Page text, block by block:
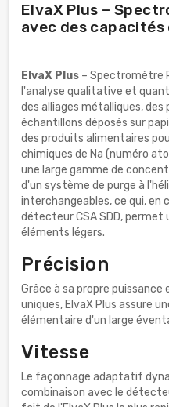
ElvaX Plus –
avec des
ElvaX Plus – Spectromètre
l'analyse qualitative et
des alliages métalliques, des
échantillons déposés sur
des produits alimentaires
chimiques de Na (numéro
une large gamme de
d'un système de purge à
interchangeables, ce qui, en
détecteur CSA SDD, permet
éléments légers.
Précision
Grâce à sa propre
uniques, ElvaX Plus assure
élémentaire d'un large
Vitesse
Le façonnage adaptatif
combinaison avec le